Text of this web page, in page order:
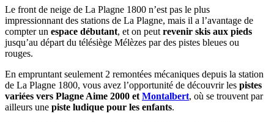
Le front de neige de La Plagne 1800 n’est pas le plus
impressionnant des stations de La Plagne, mais il a l’avantage de
compter un espace débutant, et on peut revenir skis aux pieds
jusqu’au départ du télésiège Mélèzes par des pistes bleues ou
rouges.
En empruntant seulement 2 remontées mécaniques depuis la station
de La Plagne 1800, vous avez l’opportunité de découvrir les pistes
variées vers Plagne Aime 2000 et Montalbert, où se trouvent par
ailleurs une piste ludique pour les enfants.